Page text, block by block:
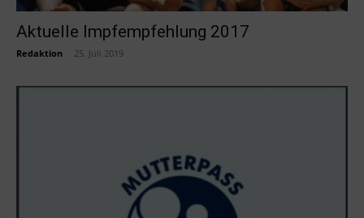
Aktuelle Impfempfehlung 2017
Redaktion 25. Juli 2019